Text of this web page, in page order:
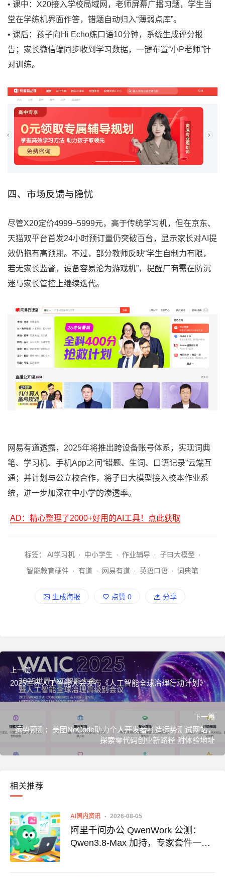
• 课中：X20接入学校局域网，老师屏幕广播习题，学生当
堂在学练机界面作答，错题自动归入“薄弱点库”。
• 课后：孩子向Hi Echo练口语10分钟，系统生成评分报
告；家长微信端同步收到学习数据，一键布置“小P老师”针
对训练。
四、市场反馈与隐忧
尽管X20定价4999–5999元，高于传统学习机，但在京东、
天猫双平台首发24小时预订量仍突破百台，显示家长对AI提
效仍抱有高预期。不过，部分教师反映“学生自制力有限，
若无家长监督，设备容易沦为游戏机”，提醒厂商需在防沉
迷与家长管控上继续迭代。
网易有道透露，2025年将推出跨设备账号体系，实现词典
笔、学习机、手机App之间“错题、生词、口语记录”云端互
通；并计划与公立校合作，将子曰大模型接入校本作业系
统，进一步加深在中小学的渗透率。
AD：精心整理了2000+好用的AI工具！点此获取
标签： AI学习机 · 中小学生 · 作业辅导 · 子曰大模型 ·
智能教育硬件 · 有道 · 网易有道 · 英语口语 · 词典笔
生成海报 点赞 0 分享
上一篇
2025世界人工智能大会发布《人工智能全球治理行动计划》
下一篇
运势预测：美团NoCode助力个人开发者打造运势测试网站，
探索零代码创业新路径 附体验地址
相关推荐
AI国内资讯 2026-08-05
阿里千问办公 QwenWork 公测：
Qwen3.8-Max 加持，专家套件一口